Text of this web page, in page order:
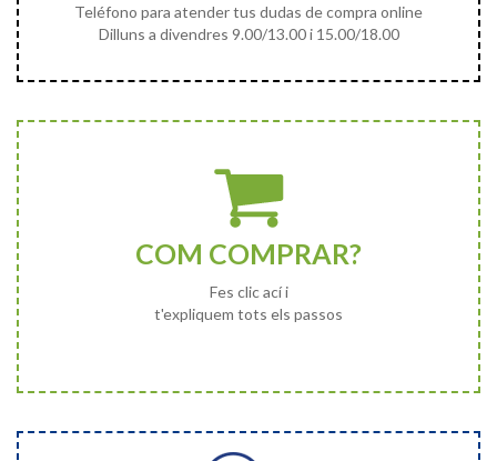
Teléfono para atender tus dudas de compra online
Dilluns a divendres 9.00/13.00 i 15.00/18.00
COM COMPRAR?
Fes clic ací i
t'expliquem tots els passos